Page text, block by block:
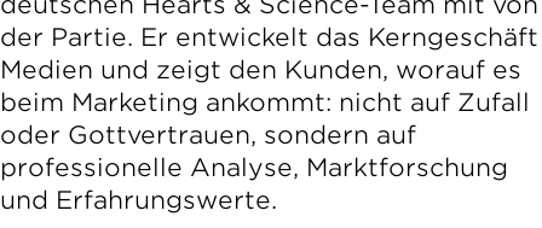
der Partie. Er entwickelt das Kerngeschäft
Medien und zeigt den Kunden, worauf es
beim Marketing ankommt: nicht auf Zufall
oder Gottvertrauen, sondern auf
professionelle Analyse, Marktforschung
und Erfahrungswerte.